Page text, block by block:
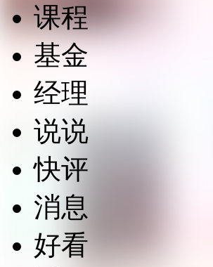
课程
基金
经理
说说
快评
消息
好看